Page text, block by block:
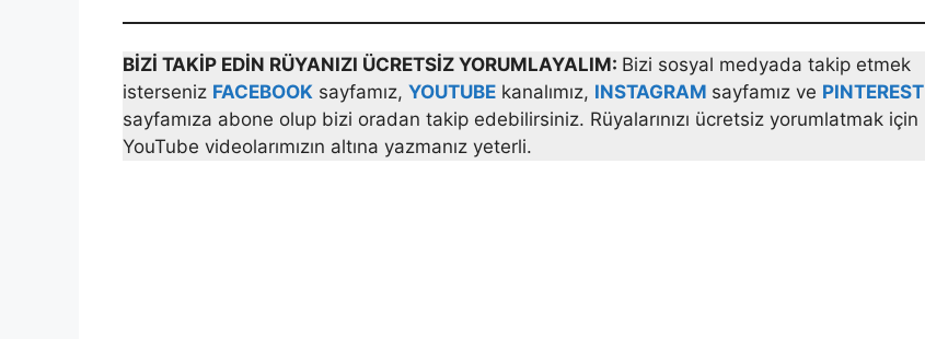
BİZİ TAKİP EDİN RÜYANIZI ÜCRETSİZ YORUMLAYALIM: Bizi sosyal medyada takip etmek
isterseniz FACEBOOK sayfamız, YOUTUBE kanalımız, INSTAGRAM sayfamız ve PINTEREST
sayfamıza abone olup bizi oradan takip edebilirsiniz. Rüyalarınızı ücretsiz yorumlatmak için
YouTube videolarımızın altına yazmanız yeterli.